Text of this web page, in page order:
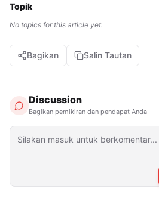
Topik
No topics for this article yet.
Bagikan Salin Tautan
Discussion
Bagikan pemikiran dan pendapat Anda